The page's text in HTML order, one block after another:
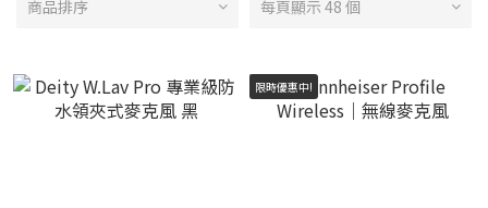
商品排序 每頁顯示 48 個
限時優惠中!